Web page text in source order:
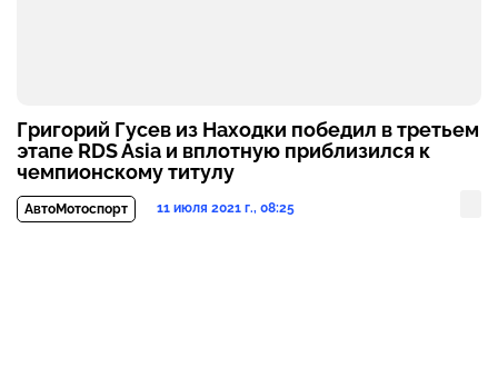
Григорий Гусев из Находки победил в третьем
этапе RDS Asia и вплотную приблизился к
чемпионскому титулу
АвтоМотоспорт 11 июля 2021 г., 08:25